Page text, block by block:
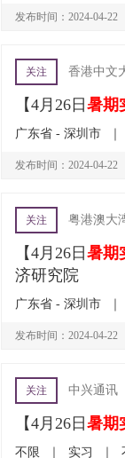
发布时间：2024-04-22
关注 香港中文
【4月26日 暑期
广东省 - 深圳市
发布时间：2024-04-22
关注 粤港澳大
【4月26日 暑期
济研究院
广东省 - 深圳市
发布时间：2024-04-22
关注 中兴通讯
【4月26日 暑期
不限 实习